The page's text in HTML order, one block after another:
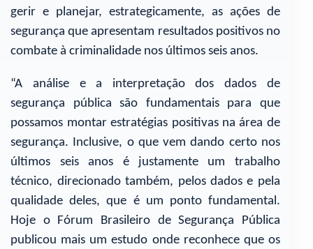
gerir e planejar, estrategicamente, as ações de
segurança que apresentam resultados positivos no
combate à criminalidade nos últimos seis anos.
“A análise e a interpretação dos dados de
segurança pública são fundamentais para que
possamos montar estratégias positivas na área de
segurança. Inclusive, o que vem dando certo nos
últimos seis anos é justamente um trabalho
técnico, direcionado também, pelos dados e pela
qualidade deles, que é um ponto fundamental.
Hoje o Fórum Brasileiro de Segurança Pública
publicou mais um estudo onde reconhece que os